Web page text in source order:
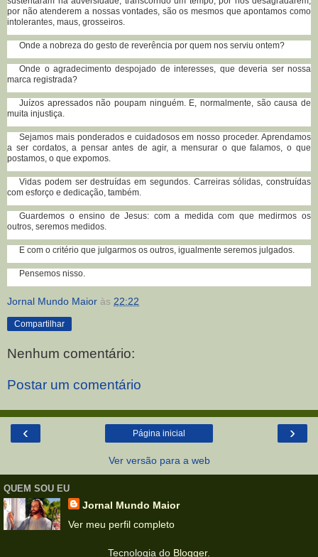
por não atenderem a nossas vontades, são os mesmos que apontamos como
intolerantes, maus, grosseiros.
Onde a nobreza do gesto de reverência por quem nos serviu ontem?
Onde o agradecimento despojado de interesses, que deveria ser nossa
marca registrada?
Juízos apressados não poupam ninguém. E, normalmente, são causa de
muita injustiça.
Sejamos mais ponderados e cuidadosos em nosso proceder. Aprendamos
a ser cordatos, a pensar antes de agir, a mensurar o que falamos, o que
postamos, o que expomos.
Vidas podem ser destruídas em segundos. Carreiras sólidas, construídas
com esforço e dedicação, também.
Guardemos o ensino de Jesus: com a medida com que medirmos os
outros, seremos medidos.
E com o critério que julgarmos os outros, igualmente seremos julgados.
Pensemos nisso.
Jornal Mundo Maior às 22:22
Compartilhar
Nenhum comentário:
Postar um comentário
‹ ›
Página inicial
Ver versão para a web
QUEM SOU EU
Jornal Mundo Maior
Ver meu perfil completo
Tecnologia do Blogger.